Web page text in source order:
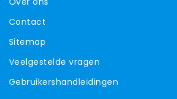
Contact
Sitemap
Veelgestelde vragen
Gebruikershandleidingen